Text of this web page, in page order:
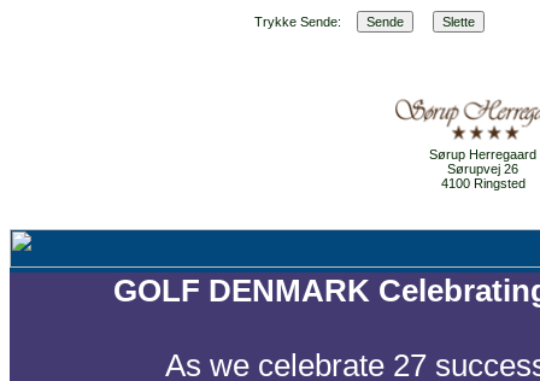
Trykke Sende:
Sørup Herregaard
Sørupvej 26
4100 Ringsted
GOLF DENMARK
As we celebrate 27